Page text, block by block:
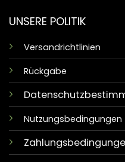
UNSERE POLITIK
Versandrichtlinien
Rückgabe
Nutzungsbedingungen